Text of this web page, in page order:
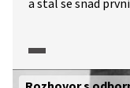
a stal se snad
několikrát souzen.
výjimečný